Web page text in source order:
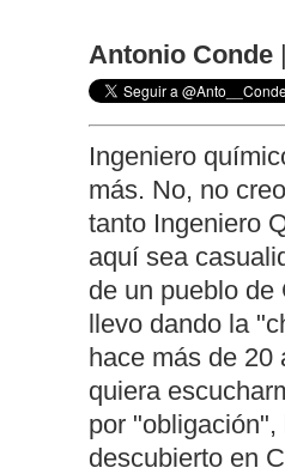
Antonio Conde |
Ingeniero
más. No, no
tanto Ingeniero
aquí sea
de un pueblo de
llevo dando la
hace más de 20
quiera
por "obligación",
descubierto en